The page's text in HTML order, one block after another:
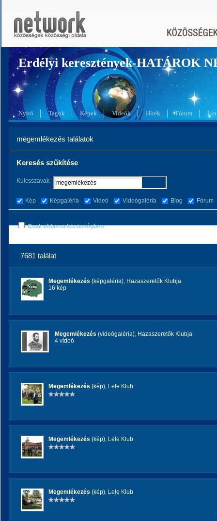
Erdélyi keresztények-HATÁROK
Nyitó Tagok Képek Videók Hírek Fórum
megemlékezés találatok
Keresés szűkítése
Kulcsszavak:
Kép Képgaléria Videó Videógaléria Blog Fórum
Csak ebben a közösségben
7681 találat
Megemlékezés (képgaléria), Hazaszeretők Klubja
16 kép
Megemlékezés (videógaléria), Hazaszeretők Klubja
4 videó
Megemlékezés (kép), Lele Klub
Megemlékezés (kép), Lele Klub
Megemlékezés (kép), Lele Klub